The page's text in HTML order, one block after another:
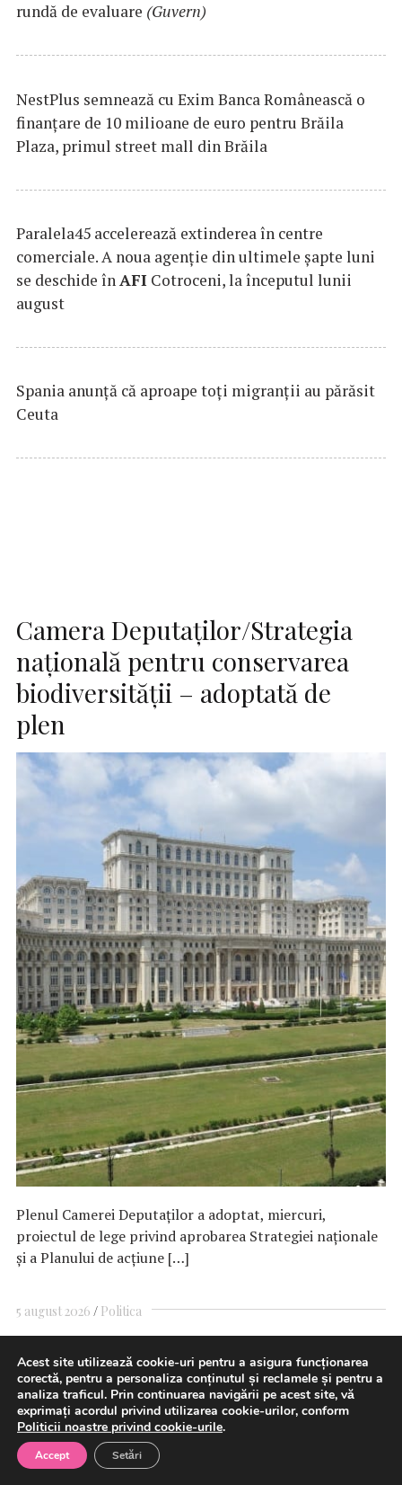
rundă de evaluare (Guvern)
NestPlus semnează cu Exim Banca Românească o
finanțare de 10 milioane de euro pentru Brăila
Plaza, primul street mall din Brăila
Paralela45 accelerează extinderea în centre
comerciale. A noua agenție din ultimele șapte luni
se deschide înAFI Cotroceni, la începutul lunii
august
Spania anunţă că aproape toţi migranţii au părăsit
Ceuta
Camera Deputaţilor/Strategia
naţională pentru conservarea
biodiversităţii – adoptată de
plen
Plenul Camerei Deputaţilor a adoptat, miercuri,
proiectul de lege privind aprobarea Strategiei naţionale
şi a Planului de acţiune […]
5 august 2026 Politica
Oana Gheorghiu: Până la data de
25 august, toate primăriile
trebuie să fie înrolate în
Acest site utilizează cookie-uri pentru a asigura funcționarea
corectă, pentru a personaliza conținutul și reclamele și pentru a
analiza traficul. Prin continuarea navigării pe acest site, vă
exprimați acordul privind utilizarea cookie-urilor, conform
Politicii noastre privind cookie-urile.
Accept Setări